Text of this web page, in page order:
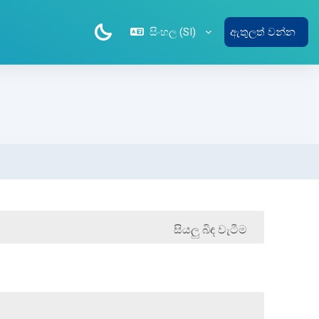
සිංහල ‎(SI)‎ ඇතුලත් වන්න
සියලු බිඳ වැටීම